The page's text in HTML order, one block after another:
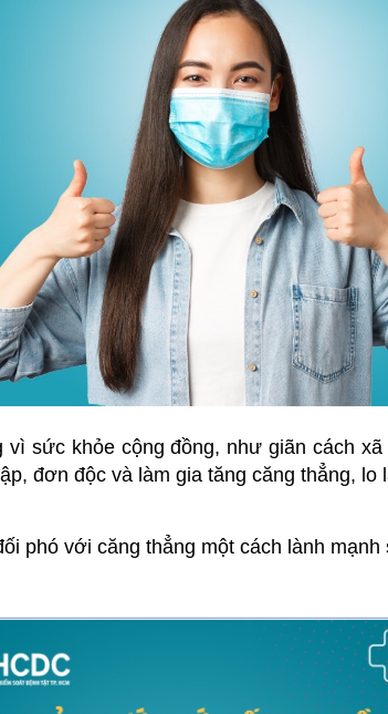
vì sức khỏe cộng đồng, như giãn cách
đơn độc và làm gia tăng căng thẳng, lo
phó với căng thẳng một cách lành